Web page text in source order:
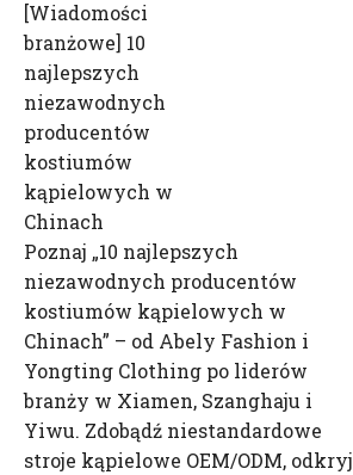
[Wiadomości
branżowe] 10
najlepszych
niezawodnych
producentów
kostiumów
kąpielowych w
Chinach
Poznaj „10 najlepszych
niezawodnych producentów
kostiumów kąpielowych w
Chinach” – od Abely Fashion i
Yongting Clothing po liderów
branży w Xiamen, Szanghaju i
Yiwu. Zdobądź niestandardowe
stroje kąpielowe OEM/ODM, odkryj